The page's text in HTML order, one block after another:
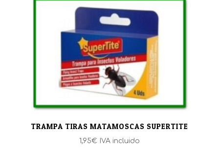
TRAMPA TIRAS MATAMOSCAS SUPERTITE
1,95€ IVA incluido